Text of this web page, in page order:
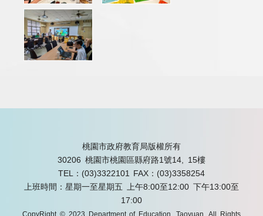
桃園市政府教育局版權所有
30206 桃園市桃園區縣府路1號14, 15樓
TEL：(03)3322101
FAX：(03)3358254
上班時間：星期一至星期五 上午8:00至12:00 下午13:00至
17:00
CopyRight © 2023 Department of Education, Taoyuan. All Rights